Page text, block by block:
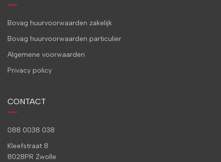
Bovag huurvoorwaarden zakelijk
Bovag huurvoorwaarden particulier
Algemene voorwaarden
Privacy policy
CONTACT
088 0038 038
Kleefstraat 8
8028PR Zwolle